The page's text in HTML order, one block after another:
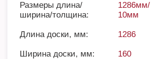
Размеры длина/
ширина/толщина:
10мм
Длина доски, мм: 1286
Ширина доски, мм: 160